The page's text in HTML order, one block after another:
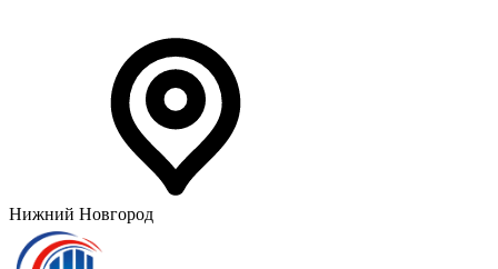
Нижний Новгород